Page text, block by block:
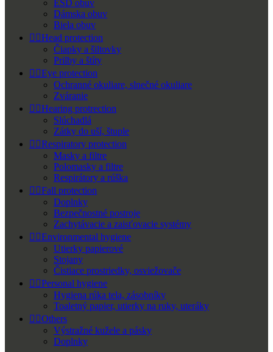
ESD obuv
Dámska obuv
Biela obuv
 Head protection
Čiapky a šiltovky
Prilby a štíty
 Eye protection
Ochranné okuliare, slnečné okuliare
Zváranie
 Hearing protrection
Slúchadlá
Zátky do uší, štuple
 Respiratory protection
Masky a filtre
Polomasky a filtre
Respirátory a rúška
 Fall protection
Doplnky
Bezpečnostné postroje
Zachytávacie a zaisťovacie systémy
 Environmental hygiene
Utierky papierové
Stojany
Čistiace prostriedky, osviežovače
 Personal hygiene
Hygiena rúka tela, zásobníky
Toaletný papier, utierky na ruky, uteráky
 Others
Výstražné kužele a pásky
Doplnky